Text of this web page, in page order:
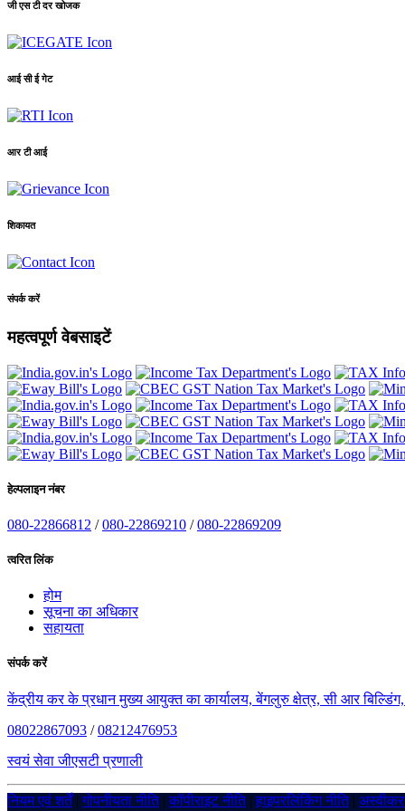
जी एस टी दर खोजक
आई सी ई गेट
आर टी आई
शिकायत
संपर्क करें
महत्वपूर्ण वेबसाइटें
हेल्पलाइन नंबर
080-22866812 /080-22869210 /080-22869209
त्वरित लिंक
होम
सूचना का अधिकार
सहायता
संपर्क करें
केंद्रीय कर के प्रधान मुख्य आयुक्त का कार्यालय, बेंगलुरु क्षेत्र, सी आर
08022867093 /08212476953
स्वयं सेवा जीएसटी प्रणाली
नियम एवं शर्तें|गोपनीयता नीति|कॉपीराइट नीति|हाइपरलिंकिंग नीति|